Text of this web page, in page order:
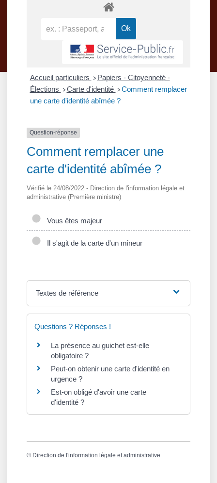
Accueil particuliers > Papiers - Citoyenneté -
Élections > Carte d'identité > Comment remplacer
une carte d'identité abîmée ?
Question-réponse
Comment remplacer une
carte d'identité abîmée ?
Vérifié le 24/08/2022 - Direction de l'information légale et
administrative (Première ministre)
Vous êtes majeur
Il s'agit de la carte d'un mineur
Textes de référence
Questions ? Réponses !
La présence au guichet est-elle
obligatoire ?
Peut-on obtenir une carte d'identité en
urgence ?
Est-on obligé d'avoir une carte
d'identité ?
© Direction de l'information légale et administrative